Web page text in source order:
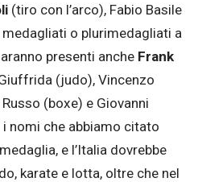
(tiro con l’arco), Fabio Basile
o plurimedagliati a
presenti anche Frank
(judo), Vincenzo
(boxe) e Giovanni
nomi che abbiamo citato
e l’Italia dovrebbe
karate e lotta, oltre che nel